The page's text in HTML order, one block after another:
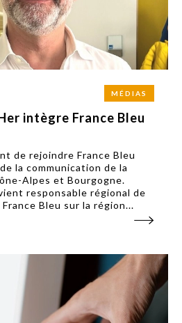
MÉDIAS
intègre France Bleu
de rejoindre France Bleu
la communication de la
Alpes et Bourgogne.
responsable régional de
Bleu sur la région...